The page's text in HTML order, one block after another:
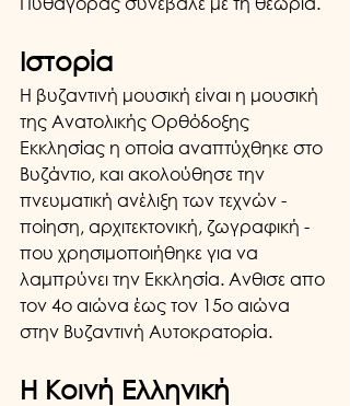
Ιστορία
Η βυζαντινή μουσική είναι η μουσική
της Ανατολικής Ορθόδοξης
Εκκλησίας η οποία αναπτύχθηκε στο
Βυζάντιο, και ακολούθησε την
πνευματική ανέλιξη των τεχνών -
ποίηση, αρχιτεκτονική, ζωγραφική -
που χρησιμοποιήθηκε για να
λαμπρύνει την Εκκλησία. Ανθισε απο
τον 4ο αιώνα έως τον 15ο αιώνα
στην Βυζαντινή Αυτοκρατορία.
Η Κοινή Ελληνική